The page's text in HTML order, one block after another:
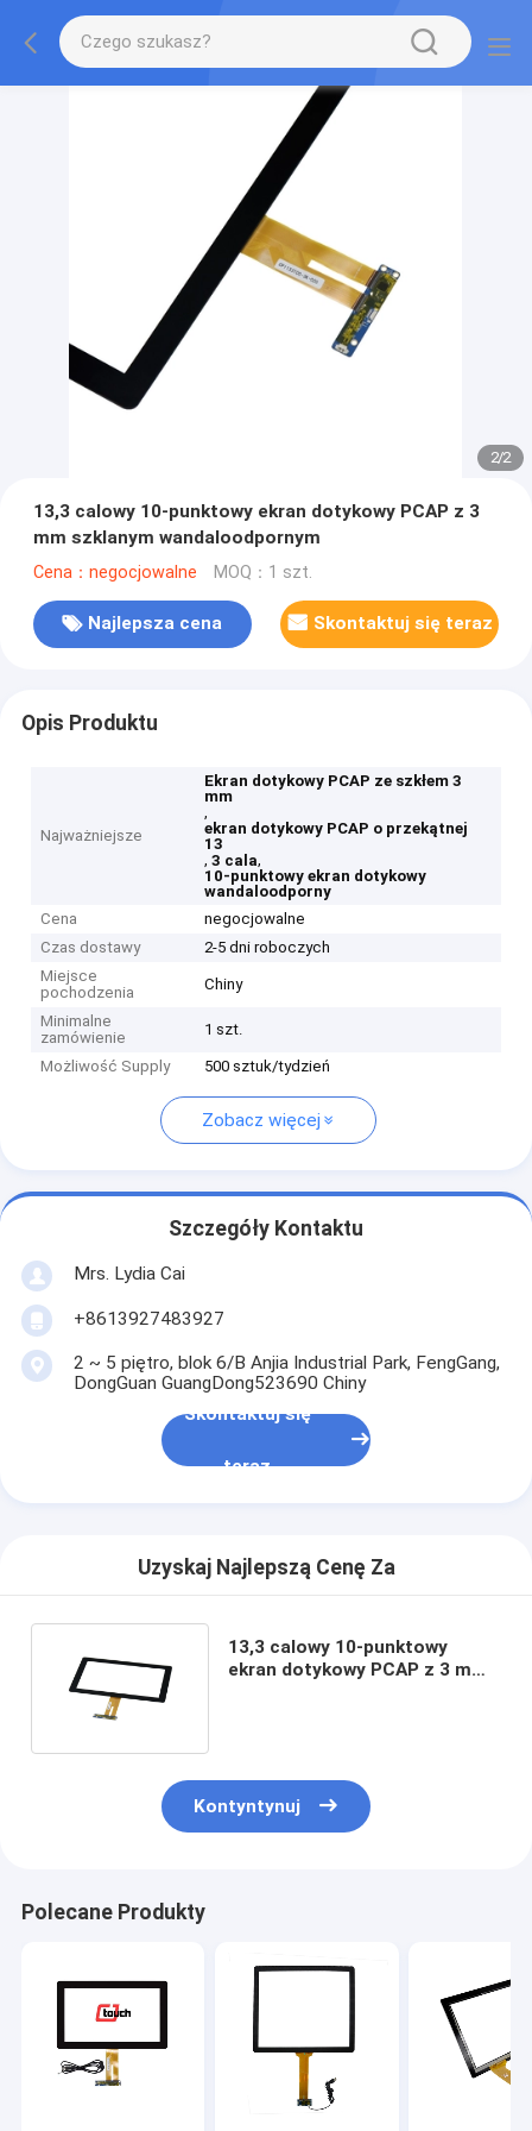
2/2
13,3 calowy 10-punktowy ekran dotykowy PCAP z 3
mm szklanym wandaloodpornym
Cena：negocjowalne MOQ：1 szt.
Najlepsza cena Skontaktuj się teraz
Opis Produktu
Najważniejsze
Ekran dotykowy PCAP ze szkłem 3
mm
,
ekran dotykowy PCAP o przekątnej
13
,3 cala,
10-punktowy ekran dotykowy
wandaloodporny
Cena
negocjowalne
Czas dostawy
2-5 dni roboczych
Miejsce
pochodzenia
Chiny
Minimalne
zamówienie
1 szt.
Możliwość Supply 500 sztuk/tydzień
Zobacz więcej
Szczegóły Kontaktu
Mrs. Lydia Cai
+8613927483927
2 ~ 5 piętro, blok 6/B Anjia Industrial Park, FengGang,
DongGuan GuangDong523690 Chiny
Skontaktuj się
teraz
Uzyskaj Najlepszą Cenę Za
13,3 calowy 10-punktowy
ekran dotykowy PCAP z 3 mm
Kontyntynuj
Polecane Produkty